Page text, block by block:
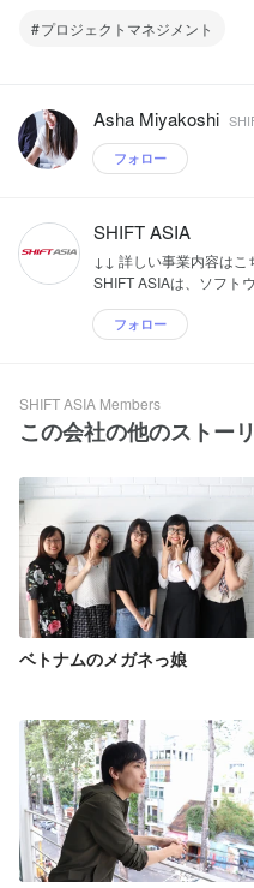
プロジェクトマネジメント
Asha Miyakoshi
フォロー
SHIFT ASIA
↓↓ 詳しい事業内容は
SHIFT ASIAは、ソフト
フォロー
SHIFT ASIA Members
この会社の他のストー
ベトナムのメガネっ娘